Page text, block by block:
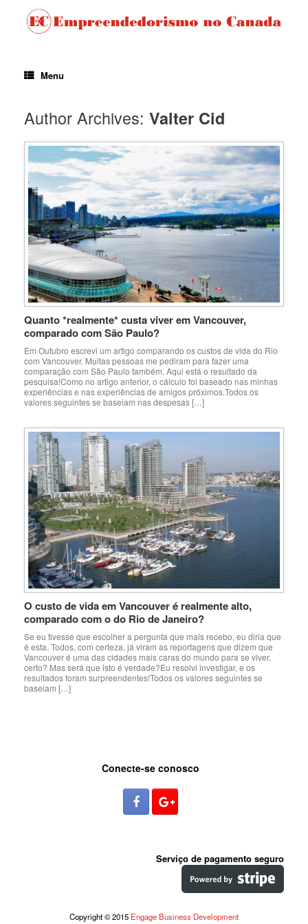
Menu
Author Archives: Valter Cid
Quanto *realmente* custa viver em Vancouver,
comparado com São Paulo?
Em Outubro escrevi um artigo comparando os custos de vida do Rio
com Vancouver. Muitas pessoas me pediram para fazer uma
comparação com São Paulo também. Aqui está o resultado da
pesquisa!Como no artigo anterior, o cálculo foi baseado nas minhas
experiências e nas experiências de amigos próximos.Todos os
valores seguintes se baseiam nas despesas […]
O custo de vida em Vancouver é realmente alto,
comparado com o do Rio de Janeiro?
Se eu tivesse que escolher a pergunta que mais recebo, eu diria que
é esta. Todos, com certeza, já viram as reportagens que dizem que
Vancouver é uma das cidades mais caras do mundo para se viver,
certo? Mas será que isto é verdade?Eu resolvi investigar, e os
resultados foram surpreendentes!Todos os valores seguintes se
baseiam […]
Conecte-se conosco
Serviço de pagamento seguro
Copyright © 2015 Engage Business Development